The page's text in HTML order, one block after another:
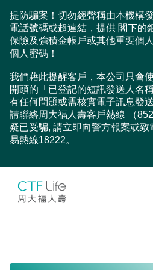
提防騙案！切勿經聲稱由本機構
電話號碼或超連結，提供 閣下的
保險及強積金帳戶或其他重要個
個人密碼！
我們藉此提醒客戶，本公司只會
開頭的「已登記的短訊發送人名
有任何問題或需核實電子訊息發
請聯絡周大福人壽客戶熱線 （
疑已受騙, 請立即向警方報案或
易熱線18222。